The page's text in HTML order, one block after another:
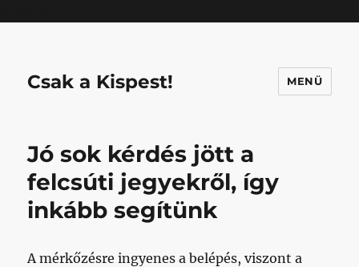
Csak a Kispest! MENÜ
Jó sok kérdés jött a
felcsúti jegyekről, így
inkább segítünk
A mérkőzésre ingyenes a belépés, viszont a